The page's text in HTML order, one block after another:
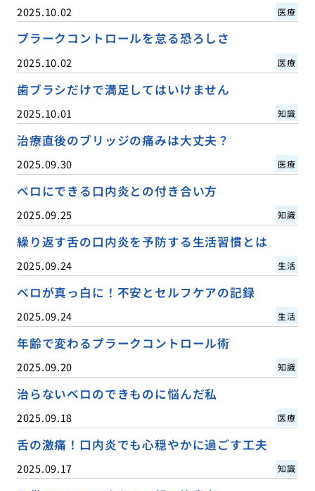
2025.10.02 医療
プラークコントロールを怠る恐ろしさ
2025.10.02 医療
歯ブラシだけで満足してはいけません
2025.10.01 知識
治療直後のブリッジの痛みは大丈夫？
2025.09.30 医療
ベロにできる口内炎との付き合い方
2025.09.25 知識
繰り返す舌の口内炎を予防する生活習慣とは
2025.09.24 生活
ベロが真っ白に！不安とセルフケアの記録
2025.09.24 生活
年齢で変わるプラークコントロール術
2025.09.20 知識
治らないベロのできものに悩んだ私
2025.09.18 医療
舌の激痛！口内炎でも心穏やかに過ごす工夫
2025.09.17 知識